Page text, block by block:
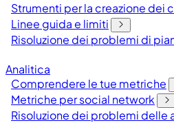
Strumenti per la creazione dei
Linee guida e limiti
Risoluzione dei problemi di
Analitica
Comprendere le tue metriche
Metriche per social network
Risoluzione dei problemi delle